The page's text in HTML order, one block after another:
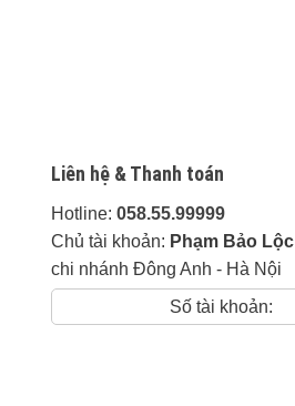
Liên hệ & Thanh toán
Hotline: 058.55.99999
Chủ tài khoản: Phạm Bảo Lộc
chi nhánh Đông Anh - Hà Nội
Số tài khoản: